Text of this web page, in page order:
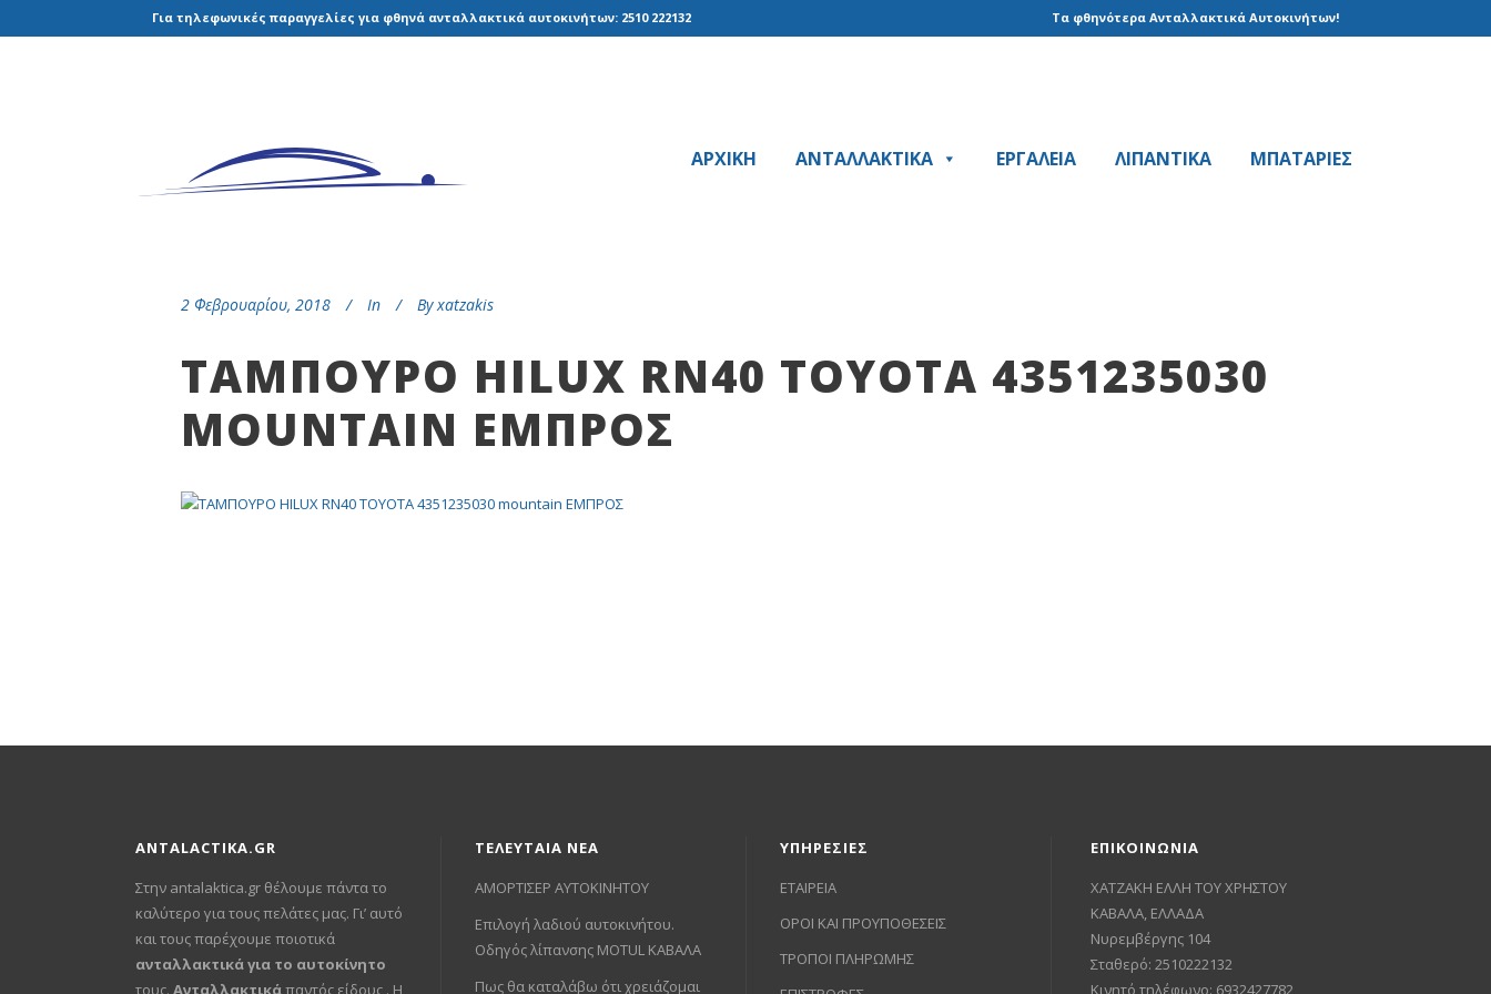
Για τηλεφωνικές παραγγελίες για φθηνά ανταλλακτικά αυτοκινήτων: 2510 222132 Τα φθηνότερα Ανταλλακτικά Αυτοκινήτων!
ΑΡΧΙΚΗ ΑΝΤΑΛΛΑΚΤΙΚΑ EPΓAΛΕΙΑ ΛΙΠΑΝΤΙΚΑ ΜΠΑΤΑΡΙΕΣ
2 Φεβρουαρίου, 2018 In By xatzakis
TAΜΠΟΥΡΟ HILUX RN40 TOYOTA 4351235030
MOUNTAIN ΕΜΠΡΟΣ
ANTALACTIKA.GR
Στην antalaktica.gr θέλουμε πάντα το
καλύτερο για τους πελάτες μας. Γι’ αυτό
και τους παρέχουμε ποιοτικά
ανταλλακτικά για το αυτοκίνητο
τους. Ανταλλακτικάπαντός είδους . Η
ΤΕΛΕΥΤΑΙΑ ΝΕΑ
ΑΜΟΡΤΙΣΕΡ ΑΥΤΟΚΙΝΗΤΟΥ
Επιλογή λαδιού αυτοκινήτου.
Οδηγός λίπανσης MOTUL ΚΑΒΑΛΑ
Πως θα καταλάβω ότι χρειάζομαι
ΥΠΗΡΕΣΙΕΣ
ΕΤΑΙΡΕΙΑ
ΟΡΟΙ ΚΑΙ ΠΡΟΥΠΟΘΕΣΕΙΣ
ΤΡΟΠΟΙ ΠΛΗΡΩΜΗΣ
ΕΠΙΚΟΙΝΩΝΙΑ
ΧΑΤΖΑΚΗ ΕΛΛΗ ΤΟΥ ΧΡΗΣΤΟΥ
ΚΑΒΑΛΑ, ΕΛΛΑΔΑ
Νυρεμβέργης 104
Σταθερό: 2510222132
Κινητό τηλέφωνο: 6932427782